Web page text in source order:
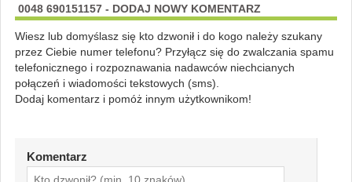
0048 690151157 - DODAJ NOWY KOMENTARZ
Wiesz lub domyślasz się kto dzwonił i do kogo należy szukany
przez Ciebie numer telefonu? Przyłącz się do zwalczania spamu
telefonicznego i rozpoznawania nadawców niechcianych
połączeń i wiadomości tekstowych (sms).
Dodaj komentarz i pomóż innym użytkownikom!
Komentarz